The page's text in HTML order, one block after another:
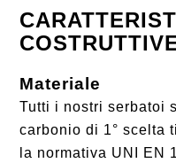
Materiale
Tutti i nostri serbatoi
carbonio di 1° scelta
la normativa UNI EN